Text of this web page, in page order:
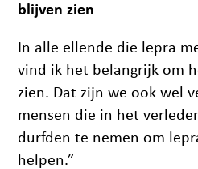
blijven zien
In alle ellende die lepra
vind ik het belangrijk om
zien. Dat zijn we ook wel
mensen die in het
durfden te nemen om
helpen.”